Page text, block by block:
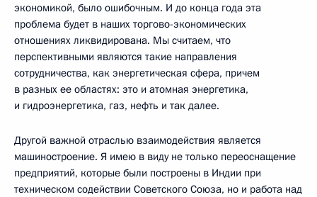
экономикой, было ошибочным. И до конца года эта
проблема будет в наших торгово-экономических
отношениях ликвидирована. Мы считаем, что
перспективными являются такие направления
сотрудничества, как энергетическая сфера, причем
в разных ее областях: это и атомная энергетика,
и гидроэнергетика, газ, нефть и так далее.
Другой важной отраслью взаимодействия является
машиностроение. Я имею в виду не только переоснащение
предприятий, которые были построены в Индии при
техническом содействии Советского Союза, но и работа над